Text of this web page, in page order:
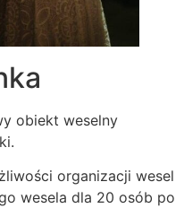
obiekt weselny
organizacji wesel
wesela dla 20 osób po